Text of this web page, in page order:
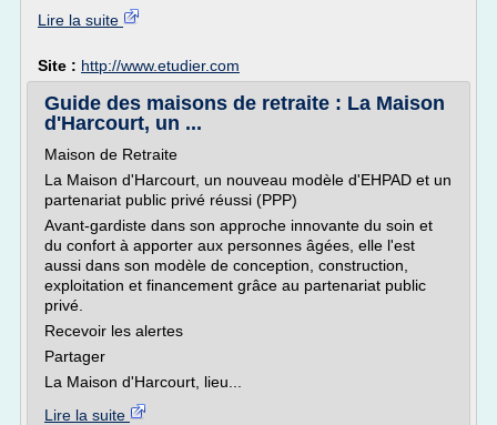
Lire la suite
Site : http://www.etudier.com
Guide des maisons de retraite : La Maison
d'Harcourt, un ...
Maison de Retraite
La Maison d'Harcourt, un nouveau modèle d'EHPAD et un
partenariat public privé réussi (PPP)
Avant-gardiste dans son approche innovante du soin et
du confort à apporter aux personnes âgées, elle l'est
aussi dans son modèle de conception, construction,
exploitation et financement grâce au partenariat public
privé.
Recevoir les alertes
Partager
La Maison d'Harcourt, lieu...
Lire la suite